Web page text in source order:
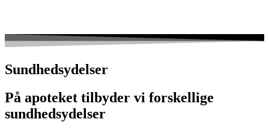
Sundhedsydelser
På apoteket tilbyder vi forskellige
sundhedsydelser